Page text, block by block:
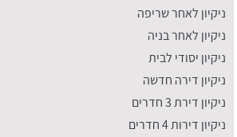
ניקיון לאחר שריפה
ניקיון לאחר בניה
ניקיון יסודי לבית
ניקיון דירה חדשה
ניקיון דירת 3 חדרים
ניקיון דירות 4 חדרים